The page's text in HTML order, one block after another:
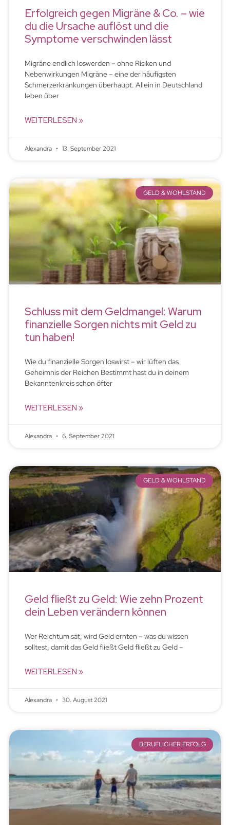
Erfolgreich gegen Migräne & Co. – wie
du die Ursache auflöst und die
Symptome verschwinden lässt
Migräne endlich loswerden – ohne Risiken und
Nebenwirkungen Migräne – eine der häufigsten
Schmerzerkrankungen überhaupt. Allein in Deutschland
leben über
WEITERLESEN »
Alexandra 13. September 2021
GELD & WOHLSTAND
Schluss mit dem Geldmangel: Warum
finanzielle Sorgen nichts mit Geld zu
tun haben!
Wie du finanzielle Sorgen loswirst – wir lüften das
Geheimnis der Reichen Bestimmt hast du in deinem
Bekanntenkreis schon öfter
WEITERLESEN »
Alexandra 6. September 2021
GELD & WOHLSTAND
Geld fließt zu Geld: Wie zehn Prozent
dein Leben verändern können
Wer Reichtum sät, wird Geld ernten – was du wissen
solltest, damit das Geld fließt Geld fließt zu Geld –
WEITERLESEN »
Alexandra 30. August 2021
BERUFLICHER ERFOLG